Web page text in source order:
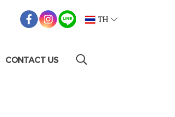
TH
CONTACT US